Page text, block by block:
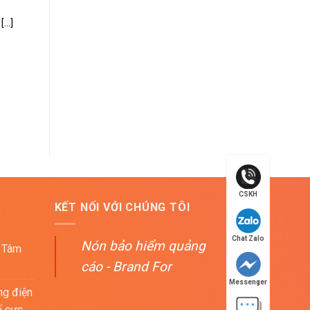
điện
KẾT NỐI VỚI CHÚNG TÔI
Nón bảo hiểm quảng
cáo - Brand For
CSKH
Chat Zalo
Messenger